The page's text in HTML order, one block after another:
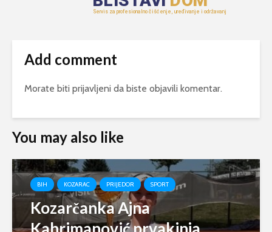
Add comment
Morate biti prijavljeni da biste objavili komentar.
You may also like
BIH KOZARAC PRIJEDOR SPORT
Kozarčanka Ajna